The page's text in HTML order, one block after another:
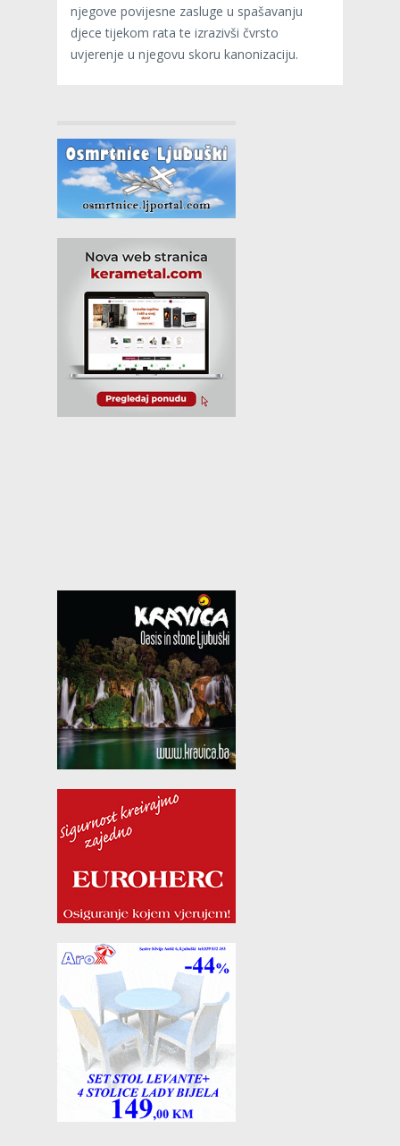
njegove povijesne zasluge u spašavanju
djece tijekom rata te izrazivši čvrsto
uvjerenje u njegovu skoru kanonizaciju.